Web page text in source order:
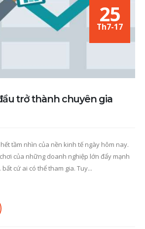
25
Th7-17
trở thành chuyên gia
tầm nhìn của nền kinh tế ngày hôm nay.
của những doanh nghiệp lớn đẩy mạnh
cứ ai có thể tham gia. Tuy...